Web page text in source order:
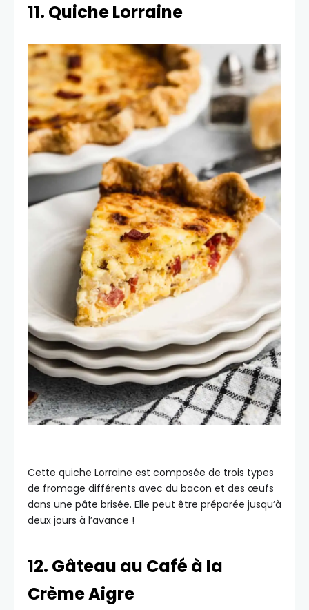
11. Quiche Lorraine
Cette quiche Lorraine est composée de trois types
de fromage différents avec du bacon et des œufs
dans une pâte brisée. Elle peut être préparée jusqu’à
deux jours à l’avance !
12. Gâteau au Café à la
Crème Aigre